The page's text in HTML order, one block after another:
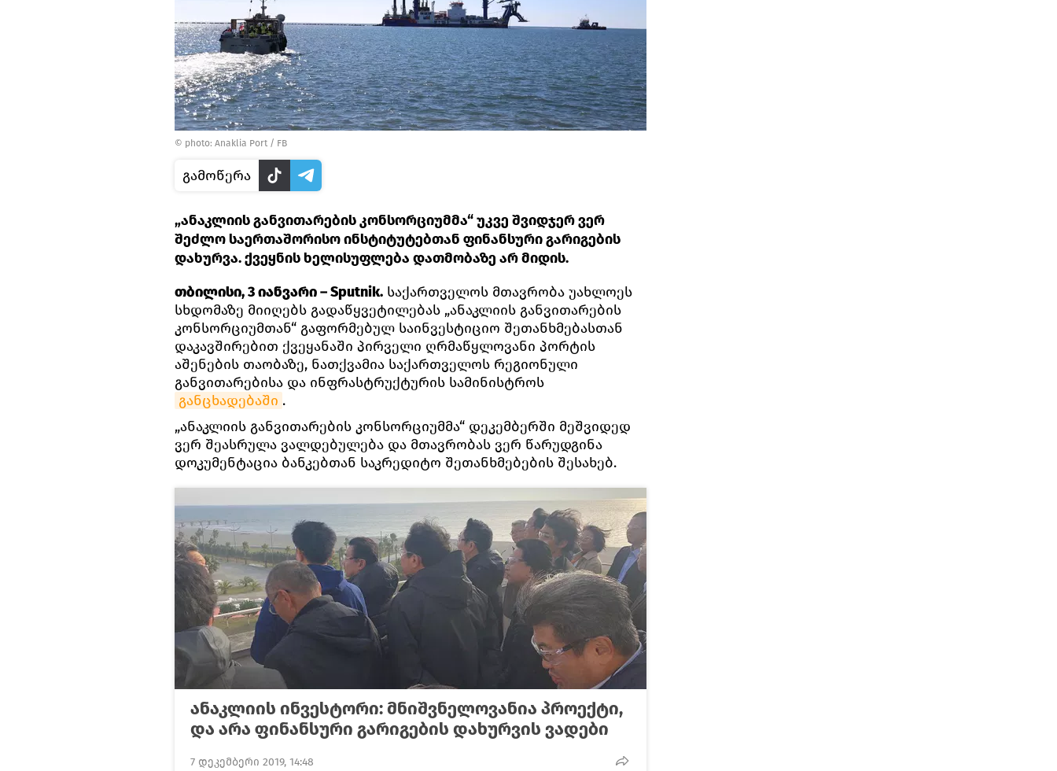
© photo: Anaklia Port / FB
გამოწერა
„ანაკლიის განვითარების კონსორციუმმა“ უკვე შვიდჯერ ვერ
შეძლო საერთაშორისო ინსტიტუტებთან ფინანსური გარიგების
დახურვა. ქვეყნის ხელისუფლება დათმობაზე არ მიდის.
თბილისი, 3 იანვარი – Sputnik. საქართველოს მთავრობა უახლოეს
სხდომაზე მიიღებს გადაწყვეტილებას „ანაკლიის განვითარების
კონსორციუმთან“ გაფორმებულ საინვესტიციო შეთანხმებასთან
დაკავშირებით ქვეყანაში პირველი ღრმაწყლოვანი პორტის
აშენების თაობაზე, ნათქვამია საქართველოს რეგიონული
განვითარებისა და ინფრასტრუქტურის სამინისტროს
განცხადებაში .
„ანაკლიის განვითარების კონსორციუმმა“ დეკემბერში მეშვიდედ
ვერ შეასრულა ვალდებულება და მთავრობას ვერ წარუდგინა
დოკუმენტაცია ბანკებთან საკრედიტო შეთანხმებების შესახებ.
ანაკლიის ინვესტორი: მნიშვნელოვანია პროექტი,
და არა ფინანსური გარიგების დახურვის ვადები
7 დეკემბერი 2019, 14:48